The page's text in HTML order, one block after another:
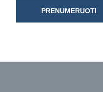
PRENUMERUOTI